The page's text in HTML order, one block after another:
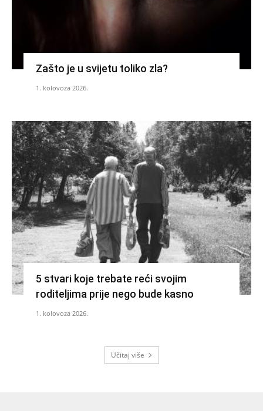
Zašto je u svijetu toliko zla?
1. kolovoza 2026.
5 stvari koje trebate reći svojim
roditeljima prije nego bude kasno
1. kolovoza 2026.
Učitaj više